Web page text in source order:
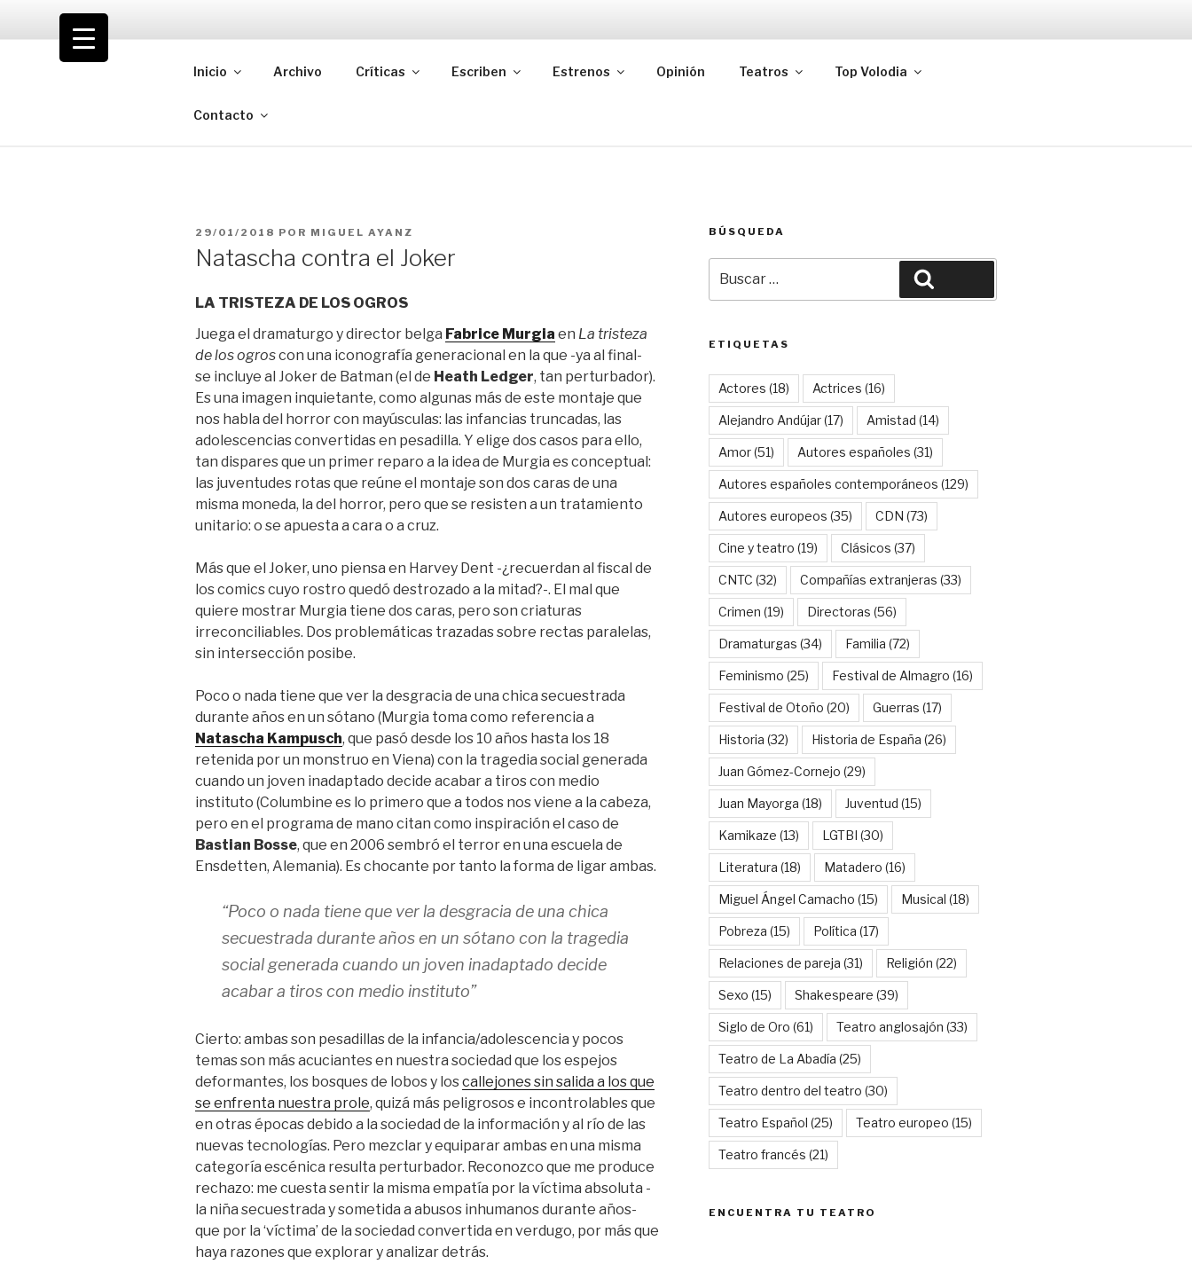
VOLODIA
Inicio Archivo Críticas Escriben Estrenos Opinión Teatros Top Volodia
Contacto
PUBLICADO
29/01/2018 POR MIGUEL AYANZ
Natascha contra el Joker
LA TRISTEZA DE LOS OGROS
Juega el dramaturgo y director belga Fabrice Murgia en La tristeza
de los ogroscon una iconografía generacional en la que -ya al final-
se incluye al Joker de Batman (el de Heath Ledger, tan perturbador).
Es una imagen inquietante, como algunas más de este montaje que
nos habla del horror con mayúsculas: las infancias truncadas, las
adolescencias convertidas en pesadilla. Y elige dos casos para ello,
tan dispares que un primer reparo a la idea de Murgia es conceptual:
las juventudes rotas que reúne el montaje son dos caras de una
misma moneda, la del horror, pero que se resisten a un tratamiento
unitario: o se apuesta a cara o a cruz.
Más que el Joker, uno piensa en Harvey Dent -¿recuerdan al fiscal de
los comics cuyo rostro quedó destrozado a la mitad?-. El mal que
quiere mostrar Murgia tiene dos caras, pero son criaturas
irreconciliables. Dos problemáticas trazadas sobre rectas paralelas,
sin intersección posibe.
Poco o nada tiene que ver la desgracia de una chica secuestrada
durante años en un sótano (Murgia toma como referencia a
Natascha Kampusch, que pasó desde los 10 años hasta los 18
retenida por un monstruo en Viena) con la tragedia social generada
cuando un joven inadaptado decide acabar a tiros con medio
instituto (Columbine es lo primero que a todos nos viene a la cabeza,
pero en el programa de mano citan como inspiración el caso de
Bastian Bosse, que en 2006 sembró el terror en una escuela de
Ensdetten, Alemania). Es chocante por tanto la forma de ligar ambas.
“Poco o nada tiene que ver la desgracia de una chica
secuestrada durante años en un sótano con la tragedia
social generada cuando un joven inadaptado decide
acabar a tiros con medio instituto”
Cierto: ambas son pesadillas de la infancia/adolescencia y pocos
temas son más acuciantes en nuestra sociedad que los espejos
deformantes, los bosques de lobos y loscallejones sin salida a los que
se enfrenta nuestra prole, quizá más peligrosos e incontrolables que
en otras épocas debido a la sociedad de la información y al río de las
nuevas tecnologías. Pero mezclar y equiparar ambas en una misma
categoría escénica resulta perturbador. Reconozco que me produce
rechazo: me cuesta sentir la misma empatía por la víctima absoluta -
la niña secuestrada y sometida a abusos inhumanos durante años-
que por la ‘víctima’ de la sociedad convertida en verdugo, por más que
haya razones que explorar y analizar detrás.
BÚSQUEDA
por:
ETIQUETAS
Actores (18) Actrices (16)
Alejandro Andújar(17) Amistad (14)
Amor(51) Autores españoles (31)
Autores españoles contemporáneos (129)
Autores europeos (35) CDN (73)
Cine y teatro (19) Clásicos (37)
CNTC (32) Compañías extranjeras (33)
Crimen (19) Directoras (56)
Dramaturgas (34) Familia (72)
Feminismo (25) Festival de Almagro (16)
Festival de Otoño (20) Guerras (17)
Historia (32) Historia de España (26)
Juan Gómez-Cornejo (29)
Juan Mayorga (18) Juventud (15)
Kamikaze (13) LGTBI (30)
Literatura (18) Matadero (16)
Miguel Ángel Camacho (15) Musical (18)
Pobreza (15) Política (17)
Relaciones de pareja (31) Religión (22)
Sexo (15) Shakespeare (39)
Siglo de Oro (61) Teatro anglosajón (33)
Teatro de La Abadía (25)
Teatro dentro del teatro (30)
Teatro Español (25) Teatro europeo (15)
Teatro francés (21)
ENCUENTRA TU TEATRO